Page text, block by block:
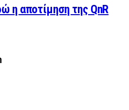
η αποτίμηση της QnR